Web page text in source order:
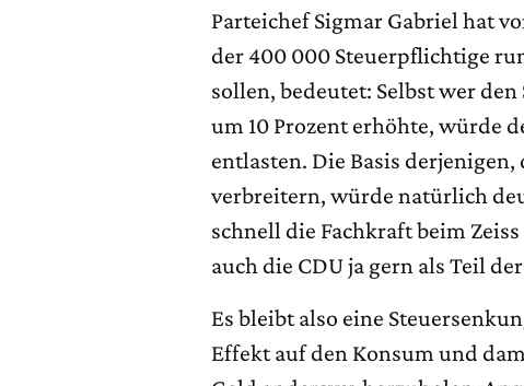
Parteichef Sigmar Gabriel hat
der 400 000 Steuerpflichtige
sollen, bedeutet: Selbst wer
um 10 Prozent erhöhte, würde
entlasten. Die Basis
verbreitern, würde natürlich
schnell die Fachkraft beim
auch die CDU ja gern als Teil
Es bleibt also eine
Effekt auf den Konsum und